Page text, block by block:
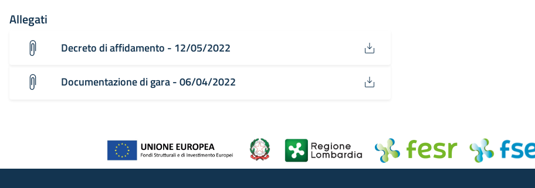
Allegati
Decreto di affidamento - 12/05/2022
Documentazione di gara - 06/04/2022